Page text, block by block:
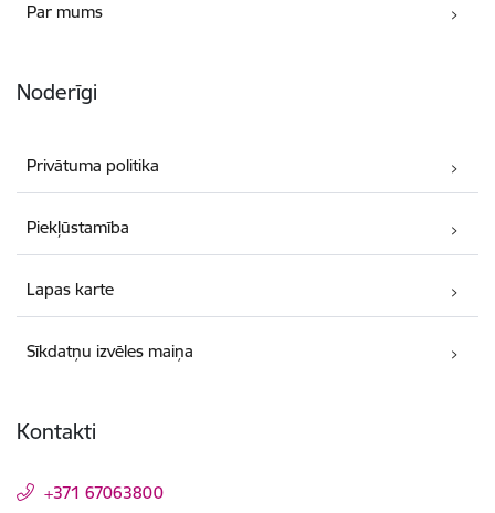
Par mums
Noderīgi
Privātuma politika
Piekļūstamība
Lapas karte
Sīkdatņu izvēles maiņa
Kontakti
+371 67063800